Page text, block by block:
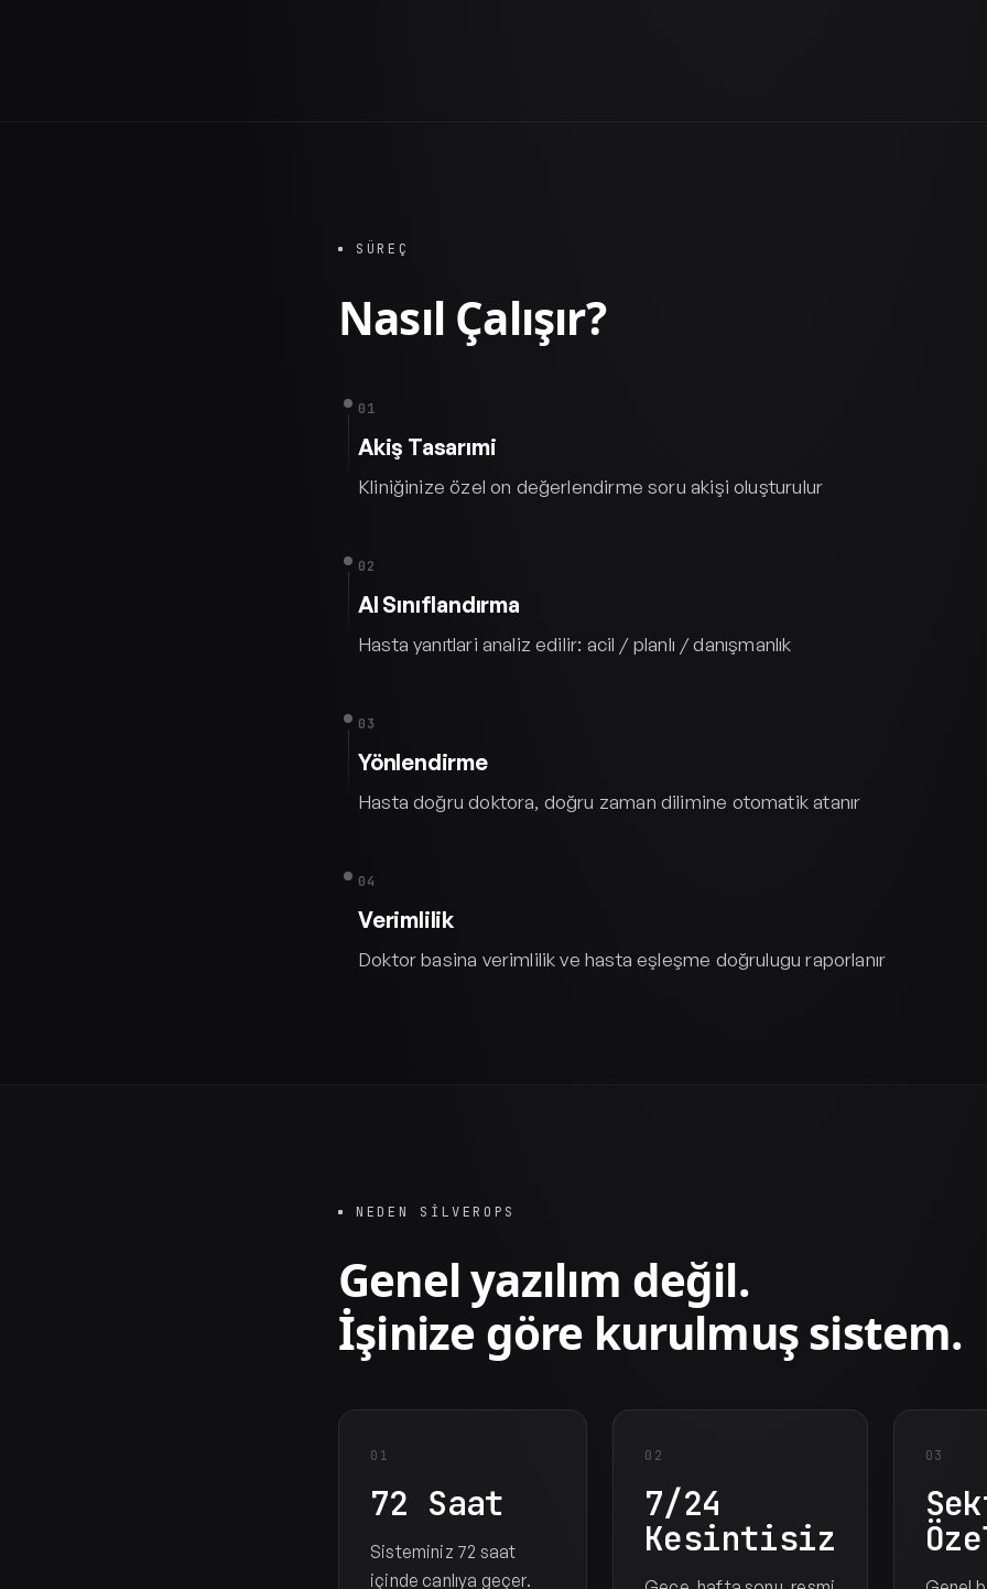
SÜREÇ
Nasıl Çalışır?
01
Akiş Tasarımi
Kliniğinize özel on değerlendirme soru akişi oluşturulur
02
AI Sınıflandırma
Hasta yanıtlari analiz edilir: acil / planlı / danışmanlık
03
Yönlendirme
Hasta doğru doktora, doğru zaman dilimine otomatik atanır
04
Verimlilik
Doktor basina verimlilik ve hasta eşleşme doğrulugu raporlanır
NEDEN SILVEROPS
Genel yazılım değil.
İşinize göre kurulmuş sistem.
01
72 Saat
Sisteminiz 72 saat
içinde canlıya geçer.
02
7/24
Kesintisiz
03